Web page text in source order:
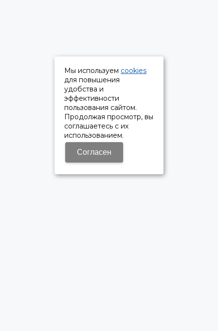
Мы используем cookies
для повышения
удобства и
эффективности
пользования сайтом.
Продолжая просмотр, вы
соглашаетесь с их
использованием.
Согласен